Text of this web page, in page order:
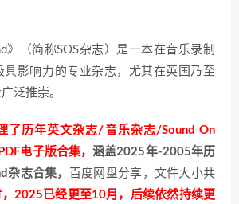
》（简称SOS杂志）是一本在音乐录制
具影响力的专业杂志，尤其在英国乃至
泛推崇。
了历年英文杂志/音乐杂志/Sound On
电子版合集，涵盖2025年-2005年历
杂志合集，
百度网盘分享，文件大小共
2025已经更至10月，后续依然持续更